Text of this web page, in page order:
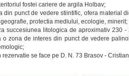
fostei cariere de argila Holbav;
din punct de vedere stiintific, ofera material
protectia mediului, ecologie, minerit;
succesiunea litologica de aproximativ 230
o zona de interes din punct de vedere
rezervatie se face pe D. N. 73 Brasov -